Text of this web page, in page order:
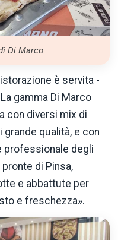
Di Marco
è servita -
gamma Di Marco
con diversi mix di
qualità, e con
professionale degli
di Pinsa,
e abbattute per
e freschezza».